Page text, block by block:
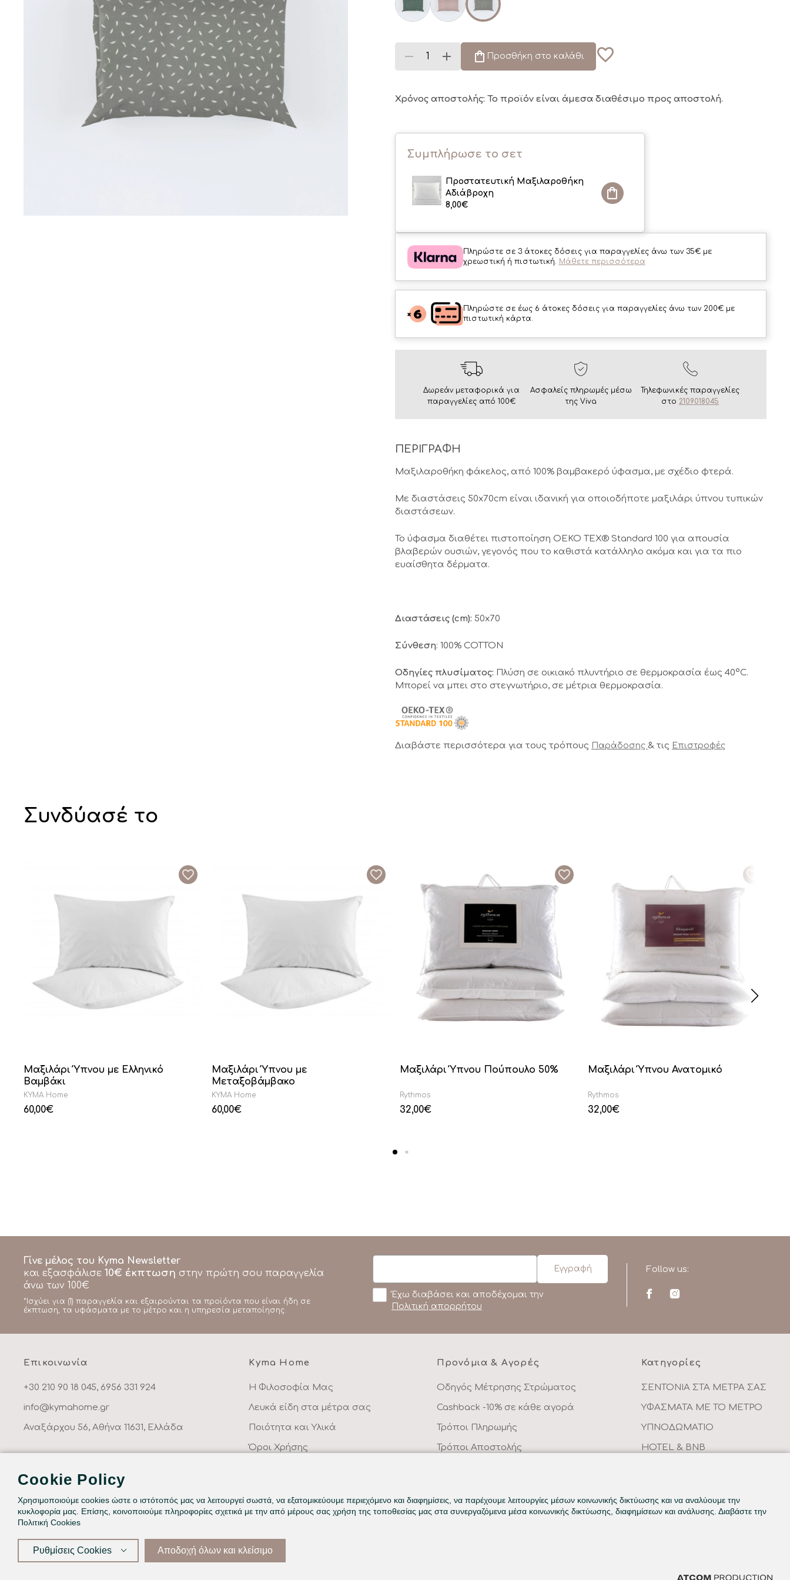
Προσθήκη στο καλάθι
Χρόνος αποστολής: Το προϊόν είναι άμεσα διαθέσιμο προς αποστολή.
Συμπλήρωσε το σετ
Προστατευτική Μαξιλαροθήκη
Αδιάβροχη
8,00€
Πληρώστε σε 3 άτοκες δόσεις για παραγγελίες άνω των 35€ με
χρεωστική ή πιστωτική. Μάθετε περισσότερα
Πληρώστε σε έως 6 άτοκες δόσεις για παραγγελίες άνω των 200€ με
πιστωτική κάρτα.
Δωρεάν μεταφορικά για
παραγγελίες από 100€
Ασφαλείς πληρωμές μέσω
της Viva
Τηλεφωνικές παραγγελίες
στο 2109018045
ΠΕΡΙΓΡΑΦΗ
Μαξιλαροθήκη φάκελος, από 100% βαμβακερό ύφασμα, με σχέδιο φτερά.
Με διαστάσεις 50x70cm είναι ιδανική για οποιοδήποτε μαξιλάρι ύπνου τυπικών
διαστάσεων.
Το ύφασμα διαθέτει πιστοποίηση OEKO TEX® Standard 100 για απουσία
βλαβερών ουσιών, γεγονός που το καθιστά κατάλληλο ακόμα και για τα πιο
ευαίσθητα δέρματα.
Διαστάσεις (cm): 50x70
Σύνθεση: 100% COTTON
Οδηγίες πλυσίματος: Πλύση σε οικιακό πλυντήριο σε θερμοκρασία έως 40°C.
Μπορεί να μπει στο στεγνωτήριο, σε μέτρια θερμοκρασία.
Διαβάστε περισσότερα για τους τρόπους Παράδοσης & τις Επιστροφές
Συνδύασέ το
Μαξιλάρι Ύπνου με Ελληνικό
Βαμβάκι
KYMA Home
60,00€
Μαξιλάρι Ύπνου με
Μεταξοβάμβακο
KYMA Home
60,00€
Μαξιλάρι Ύπνου Πούπουλο 50%
Rythmos
32,00€
Μαξιλάρι Ύπνου Ανατομικό
Rythmos
32,00€
Γίνε μέλος του Kyma Newsletter
και εξασφάλισε 10€ έκπτωση στην πρώτη σου παραγγελία
άνω των 100€
*Ισχύει για (1) παραγγελία και εξαιρούνται τα προϊόντα που είναι ήδη σε
έκπτωση, τα υφάσματα με το μέτρο και η υπηρεσία μεταποίησης.
Έχω διαβάσει και αποδέχομαι την
Πολιτική απορρήτου
Follow us:
Επικοινωνία
+30 210 90 18 045, 6956 331 924
info@kymahome.gr
Αναξάρχου 56, Αθήνα 11631, Ελλάδα
Kyma Home
Η Φιλοσοφία Μας
Λευκά είδη στα μέτρα σας
Ποιότητα και Υλικά
Όροι Χρήσης
Προνόμια & Αγορές
Οδηγός Μέτρησης Στρώματος
Cashback -10% σε κάθε αγορά
Τρόποι Πληρωμής
Τρόποι Αποστολής
Κατηγορίες
ΣΕΝΤΟΝΙΑ ΣΤΑ ΜΕΤΡΑ ΣΑΣ
ΥΦΑΣΜΑΤΑ ΜΕ ΤΟ ΜΕΤΡΟ
ΥΠΝΟΔΩΜΑΤΙΟ
HOTEL & BNB
©2026
Cookie Policy
Χρησιμοποιούμε cookies ώστε ο ιστότοπός μας να λειτουργεί σωστά, να εξατομικεύουμε περιεχόμενο και διαφημίσεις, να παρέχουμε λειτουργίες μέσων κοινωνικής δικτύωσης και να αναλύουμε την
κυκλοφορία μας. Επίσης, κοινοποιούμε πληροφορίες σχετικά με την από μέρους σας χρήση της τοποθεσίας μας στα συνεργαζόμενα μέσα κοινωνικής δικτύωσης, διαφημίσεων και ανάλυσης. Διαβάστε την
Πολιτική Cookies
Ρυθμίσεις Cookies Αποδοχή όλων και κλείσιμο